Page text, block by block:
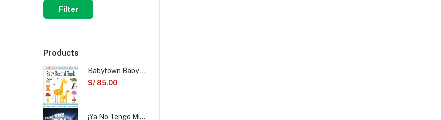
Filter
Products
Babytown Baby Record Book
S/ 85.00
¡Ya No Tengo Miedo!